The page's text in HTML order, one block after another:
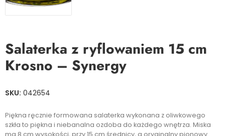
Salaterka z ryflowaniem 15 cm
Krosno – Synergy
SKU: 042654
Piękna ręcznie formowana salaterka wykonana z oliwkowego
szkła to piękna i niebanalna ozdoba do każdego wnętrza. Miska
ma 8 cm wysokości, przy 15 cm średnicy, a oryginalny pionowy